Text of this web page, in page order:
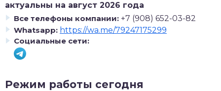
актуальны на август 2026 года
Все телефоны компании: +7 (908) 652-03-82
Whatsapp: https://wa.me/79247175299
Социальные сети:
Режим работы сегодня